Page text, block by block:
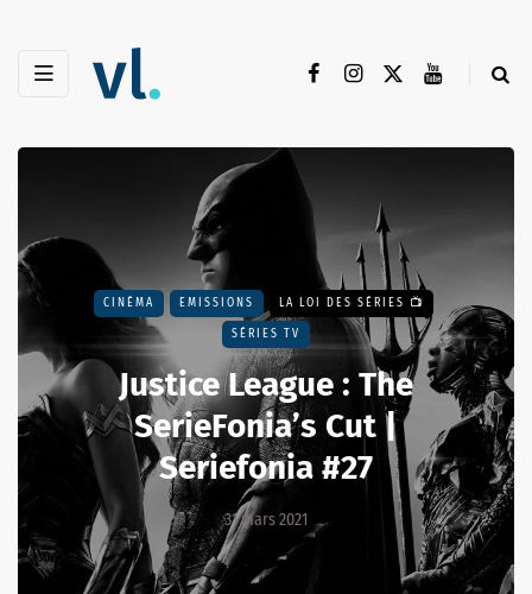
CINÉMA EMISSIONS LA LOI DES SÉRIES 📺
SÉRIES TV
Justice League : The
SerieFonia’s Cut |
Seriefonia #27
31 mars 2021